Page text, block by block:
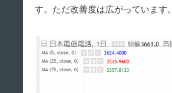
す。ただ改善度は広がっています。